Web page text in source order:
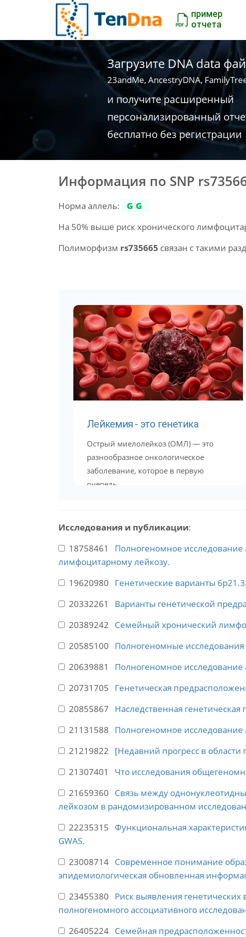
пример
отчета
Загрузите DNA data
23andMe, AncestryDNA,
и получите расширенный
персонализированный
бесплатно без регистрации
Информация по SNP
Норма аллель:
GG
На 50% выше риск хронического
Полиморфизм rs735665 связан с такими
Лейкемия - это генетика
Острый миелолейкоз (ОМЛ) — это
разнообразное онкологическое
заболевание, которое в первую
очередь...
Исследования и публикации:
18758461 Полногеномное
лимфоцитарному лейкозу.
19620980 Генетические варианты
20332261 Варианты генетической
20389242 Семейный хронический
20585100 Полногеномные исследования
20639881 Полногеномное
20731705 Генетическая
20855867 Наследственная
21131588 Полногеномное
21219822 [Недавний прогресс в области
21307401 Что исследования
21659360 Связь между
лейкозом в рандомизированном
22235315 Функциональная
GWAS.
23008714 Современное понимание
эпидемиологическая обновленная
23455380 Риск выявления
полногеномного ассоциативного
26405224 Семейная